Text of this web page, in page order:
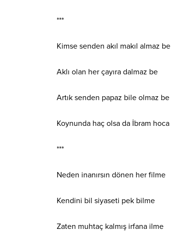
***
Kimse senden akıl makıl almaz be
Aklı olan her çayıra dalmaz be
Artık senden papaz bile olmaz be
Koynunda haç olsa da İbram hoca
***
Neden inanırsın dönen her filme
Kendini bil siyaseti pek bilme
Zaten muhtaç kalmış irfana ilme